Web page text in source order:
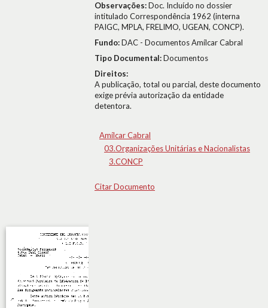
Observações:Doc. Incluído no dossier
intitulado Correspondência 1962 (interna
PAIGC, MPLA, FRELIMO, UGEAN, CONCP).
Fundo:DAC - Documentos Amílcar Cabral
Tipo Documental:Documentos
Direitos:
A publicação, total ou parcial, deste documento
exige prévia autorização da entidade
detentora.
Amílcar Cabral
03.Organizações Unitárias e Nacionalistas
3.CONCP
Citar Documento